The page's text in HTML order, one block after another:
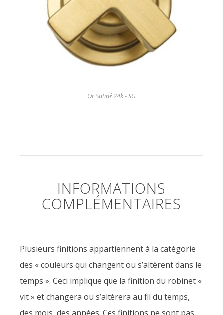
Or Satiné 24k - SG
INFORMATIONS
COMPLÉMENTAIRES
Plusieurs finitions appartiennent à la catégorie
des « couleurs qui changent ou s’altèrent dans le
temps ». Ceci implique que la finition du robinet «
vit » et changera ou s’altèrera au fil du temps,
des mois, des années. Ces finitions ne sont pas